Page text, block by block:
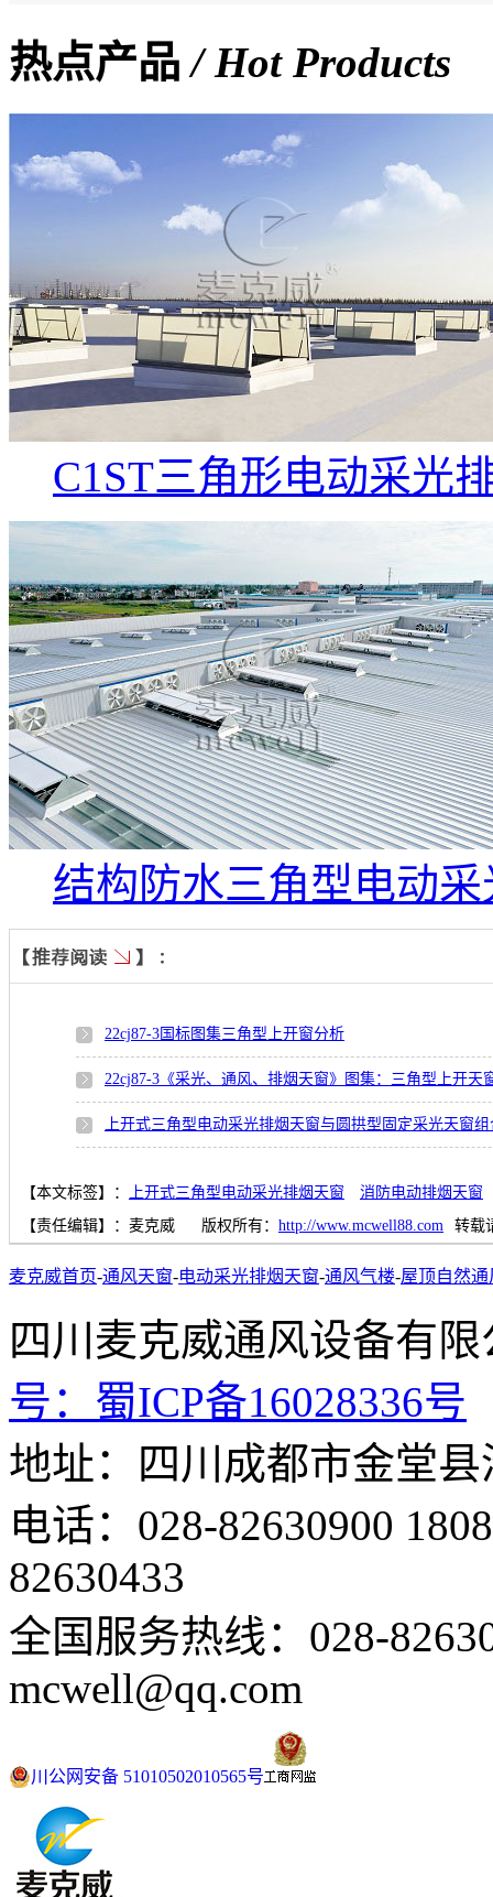
热点产品/ Hot Products
C1ST三角形电动采光
结构防水三角型电动
22cj87-3国标图集三角型上开窗分析
22cj87-3《采光、通风、排烟天窗》图集：三角型上开天
上开式三角型电动采光排烟天窗与圆拱型固定采光天窗
【本文标签】： 上开式三角型电动采光排烟天窗
消防电动排烟天窗
【责任编辑】： 麦克威 版权所有： http://www.mcwell88.com 转载
麦克威首页-通风天窗-电动采光排烟天窗-通风气楼-屋顶自然通
四川麦克威通风设
号： 蜀ICP备16028336号
地址：四川成都市金堂
电话：028-82630900
82630433
全国服务热线：028-
mcwell@qq.com
川公网安备 51010502010565号